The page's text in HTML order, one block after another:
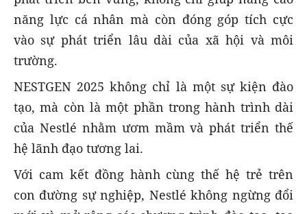
năng lực cá nhân mà còn đóng góp tích cực
vào sự phát triển lâu dài của xã hội và môi
trường.
NESTGEN 2025 không chỉ là một sự kiện đào
tạo, mà còn là một phần trong hành trình dài
của Nestlé nhằm ươm mầm và phát triển thế
hệ lãnh đạo tương lai.
Với cam kết đồng hành cùng thế hệ trẻ trên
con đường sự nghiệp, Nestlé không ngừng đổi